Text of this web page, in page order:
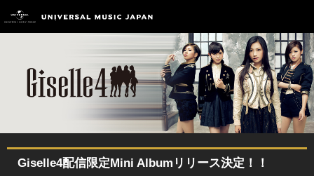
Giselle4配信限定Mini Albumリリース決定！！